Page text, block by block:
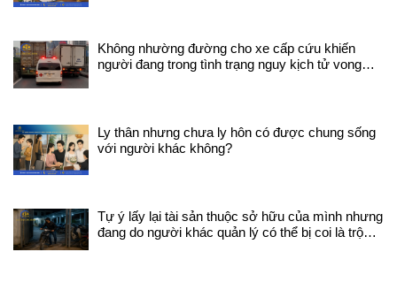
Không nhường đường cho xe cấp cứu khiến
người đang trong tình trạng nguy kịch tử vong
Ly thân nhưng chưa ly hôn có được chung sống
với người khác không?
Tự ý lấy lại tài sản thuộc sở hữu của mình nhưng
đang do người khác quản lý có thể bị coi là trộm